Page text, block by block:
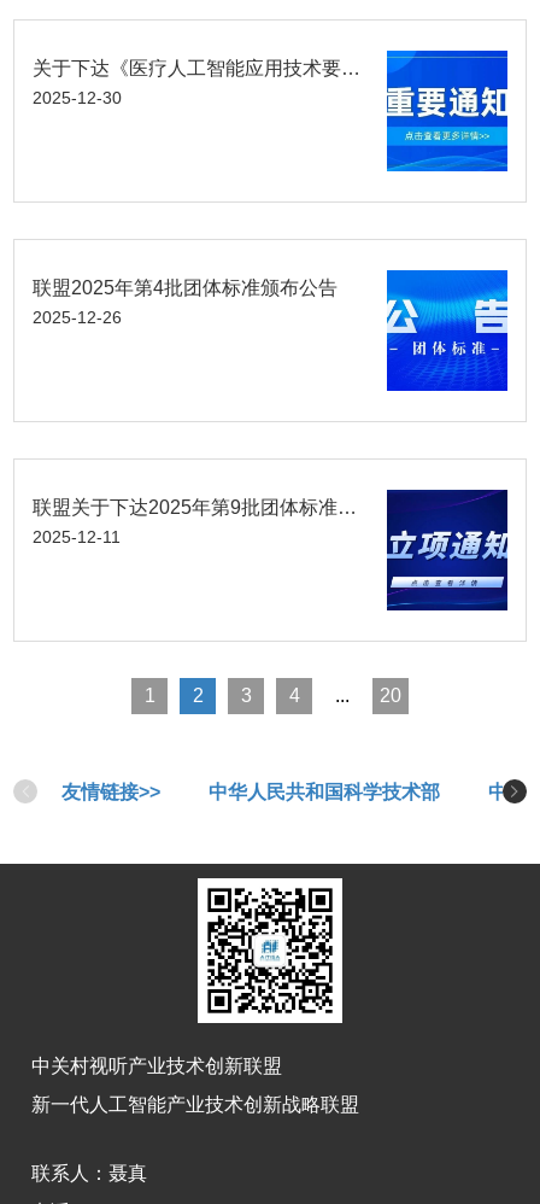
关于下达《医疗人工智能应用技术要求 第1部分：总体要求》、《工业智能体技术 第1部分：总体要求》团体标准立项的通知
2025-12-30
联盟2025年第4批团体标准颁布公告
2025-12-26
联盟关于下达2025年第9批团体标准立项的通知
2025-12-11
1 2 3 4 ... 20
友情链接>> 中华人民共和国科学技术部 中华
中关村视听产业技术创新联盟
新一代人工智能产业技术创新战略联盟
联系人：聂真